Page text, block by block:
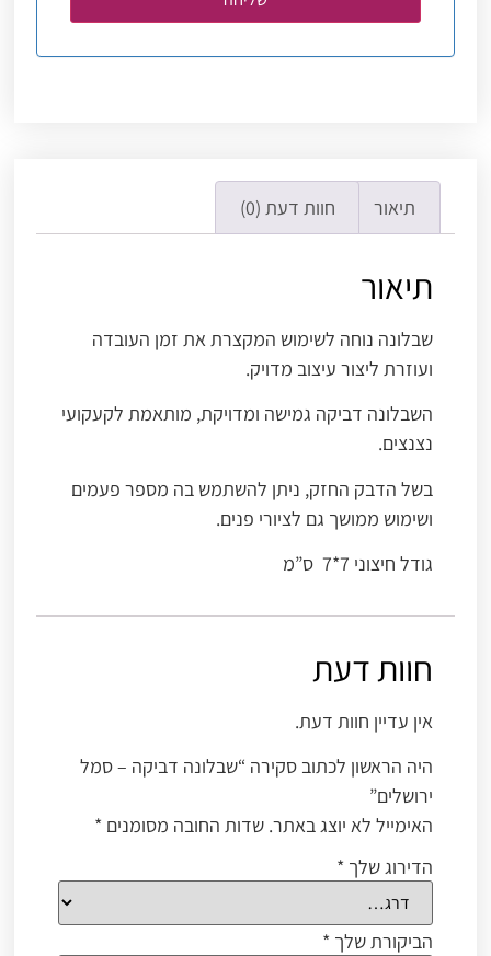
תיאור חוות דעת (0)
תיאור
שבלונה נוחה לשימוש המקצרת את זמן העובדה
ועוזרת ליצור עיצוב מדויק.
השבלונה דביקה גמישה ומדויקת, מותאמת לקעקועי
נצנצים.
בשל הדבק החזק, ניתן להשתמש בה מספר פעמים
ושימוש ממושך גם לציורי פנים.
גודל חיצוני 7*7 ס”מ
חוות דעת
אין עדיין חוות דעת.
היה הראשון לכתוב סקירה “שבלונה דביקה – סמל
ירושלים”
האימייל לא יוצג באתר. שדות החובה מסומנים *
הדירוג שלך *
הביקורת שלך *